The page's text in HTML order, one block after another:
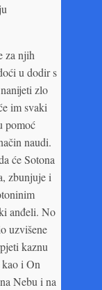
za njih
u dodir s
zlo
im svaki
pomoć
naudi.
će Sotona
zbunjuje i
anđeli. No
uzvišene
kaznu
i On
Nebu i na